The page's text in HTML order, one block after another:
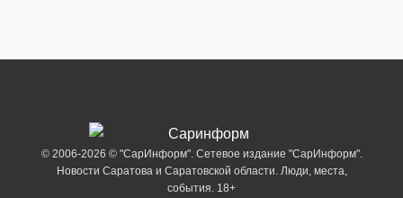
© 2006-2026 © "СарИнформ". Сетевое издание "СарИнформ".
Новости Саратова и Саратовской области. Люди, места,
события. 18+